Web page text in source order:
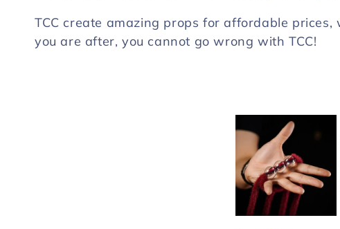
ク
シ
TCC create amazing props for affordable
you are after, you cannot go wrong with TCC!